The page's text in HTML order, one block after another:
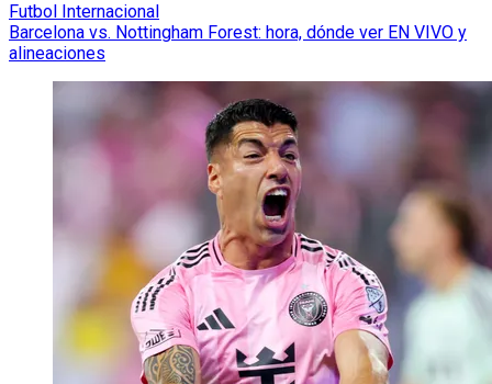
Futbol Internacional
Barcelona vs. Nottingham Forest: hora, dónde ver EN VIVO y
alineaciones